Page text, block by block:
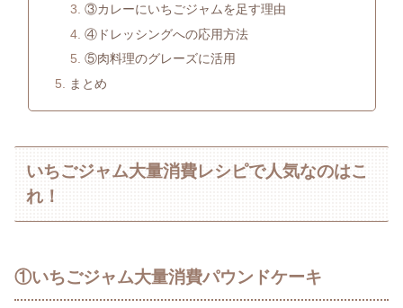
③カレーにいちごジャムを足す理由
④ドレッシングへの応用方法
⑤肉料理のグレーズに活用
まとめ
いちごジャム大量消費レシピで人気なのはこ
れ！
①いちごジャム大量消費パウンドケーキ